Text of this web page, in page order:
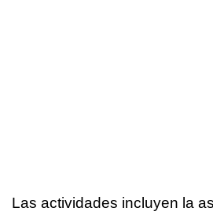
Las actividades incluyen la